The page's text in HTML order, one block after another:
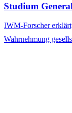
Studium
IWM-Forscher
Wahrnehmung